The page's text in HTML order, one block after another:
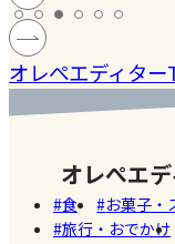
積
症
ン
健康
モン】を
みた！
ン
オレぺエディター
オレぺエ
食 お菓子・
旅行・おでかけ